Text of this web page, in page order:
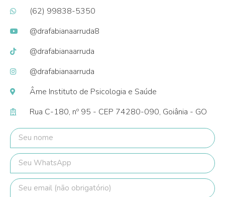
(62) 99838-5350
@drafabianaarruda8
@drafabianaarruda
@drafabianaarruda
Âme Instituto de Psicologia e Saúde
Rua C-180, nº 95 - CEP 74280-090, Goiânia - GO